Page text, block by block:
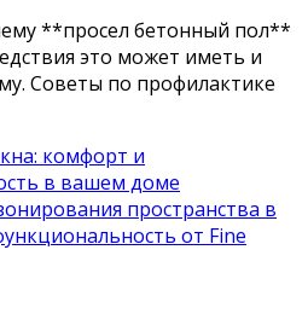
**просел бетонный пол**
это может иметь и
Советы по профилактике
комфорт и
в вашем доме
пространства в
от Fine